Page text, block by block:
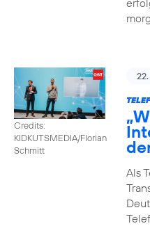
Credits:
KIDKUTSMEDIA/Florian
Schmitt
Als